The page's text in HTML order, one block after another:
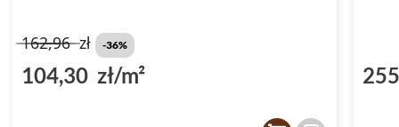
162,96zł -36%
104,30 zł/m²